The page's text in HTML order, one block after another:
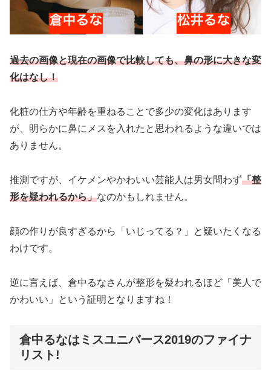
過去の画像と現在の画像で比較しても、鼻の形に大きな変
化はなし！
化粧の仕方や年齢を重ねることで多少の変化はあります
が、明らかに鼻にメスを入れたと思われるような違いでは
ありません。
推測ですが、イケメンやかわいい芸能人は男女問わず「整
形を疑われるから」なのかもしれません。
顔の作りが良すぎるから「いじってる？」と疑いたくなる
わけです。
逆に言えば、倉中るなさんが整形を疑われるほど「美人で
かわいい」という証明となりますね！
倉中るなはミスユニバース2019のファイナ
リスト!